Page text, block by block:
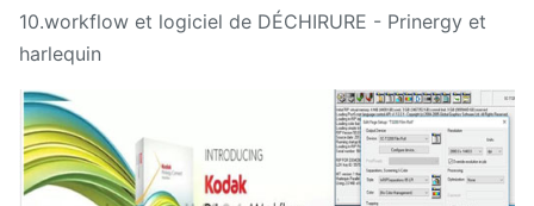
10.workflow et logiciel de DÉCHIRURE - Prinergy et
harlequin